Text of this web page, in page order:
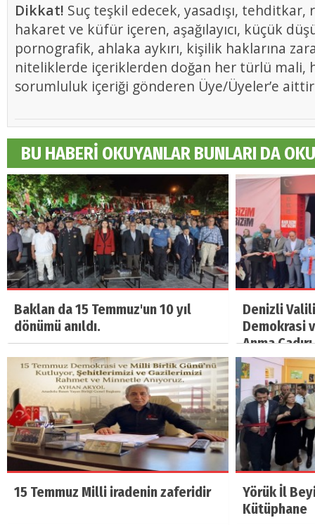
Dikkat! Suç teşkil edecek, yasadışı, tehditkar,
hakaret ve küfür içeren, aşağılayıcı, küçük
pornografik, ahlaka aykırı, kişilik haklarına
niteliklerde içeriklerden doğan her türlü mali,
sorumluluk içeriği gönderen Üye/Üyeler’e
BU HABERİ OKUYANLAR BUNLARI DA
Baklan da 15 Temmuz'un 10 yıl
dönümü anıldı.
Denizli
Demokrasi
Anma
15 Temmuz Milli iradenin zaferidir
Yörük İl
Kütüphane